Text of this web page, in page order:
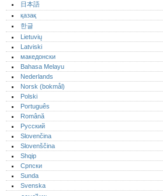
日本語
қазақ
한글
Lietuvių
Latviski
македонски
Bahasa Melayu
Nederlands
Norsk (bokmål)‎
Polski
Português‎
Română
Русский
Slovenčina
Slovenščina
Shqip
Српски
Sunda
Svenska